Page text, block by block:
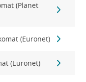
(Planet
(Euronet)
(Euronet)